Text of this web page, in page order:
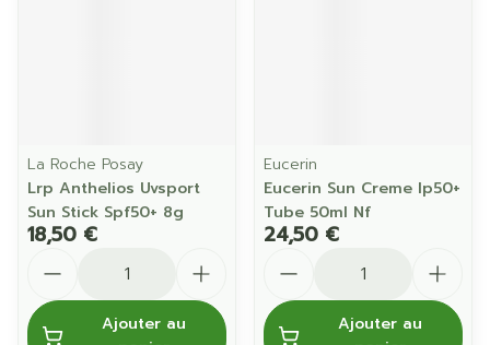
La Roche Posay
Lrp Anthelios Uvsport
Sun Stick Spf50+ 8g
18,50 €
Ajouter au
Eucerin
Eucerin Sun Creme Ip50+
Tube 50ml Nf
24,50 €
Ajouter au